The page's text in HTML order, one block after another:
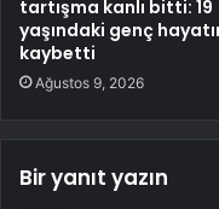
tartışma kanlı bitti: 19
yaşındaki genç
kaybetti
Ağustos 9, 2026
Bir yanıt yazın